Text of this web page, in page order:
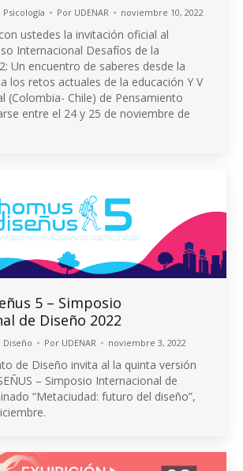
Por UDENAR noviembre 10, 2022
ustedes la invitación oficial al
Internacional Desafíos de la
Un encuentro de saberes desde la
los retos actuales de la educación Y V
(Colombia- Chile) de Pensamiento
entre el 24 y 25 de noviembre de
5 – Simposio
de Diseño 2022
Por UDENAR noviembre 3, 2022
de Diseño invita al la quinta versión
– Simposio Internacional de
“Metaciudad: futuro del diseño”,